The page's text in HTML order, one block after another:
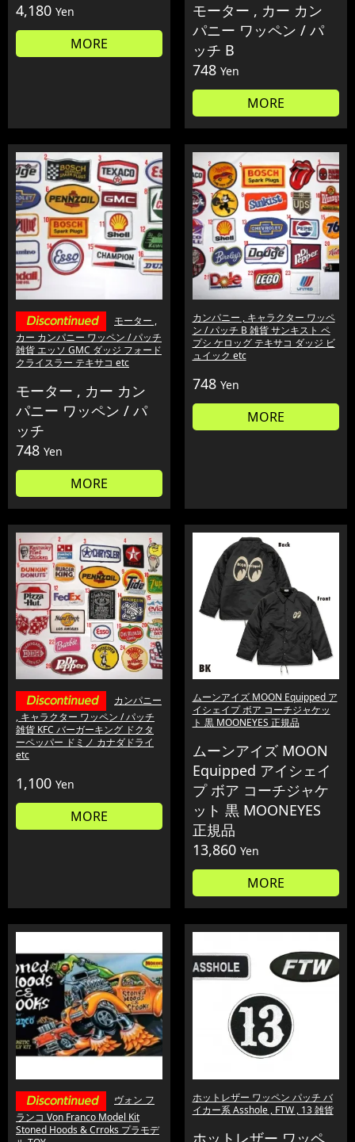
4,180 Yen
MORE
モーター , カー カン
パニー ワッペン / パ
ッチ B
748 Yen
MORE
モーター ,
カー カンパニー ワッペン / パッチ
雑貨 エッソ GMC ダッジ フォード
クライスラー テキサコ etc
モーター , カー カン
パニー ワッペン / パ
ッチ
748 Yen
MORE
カンパニー , キャラクター ワッペ
ン / パッチ B 雑貨 サンキスト ペ
プシ ケロッグ テキサコ ダッジ ビ
ュイック etc
748 Yen
MORE
カンパニー
, キャラクター ワッペン / パッチ
雑貨 KFC バーガーキング ドクタ
ーペッパー ドミノ カナダドライ
etc
1,100 Yen
MORE
ムーンアイズ MOON Equipped ア
イシェイプ ボア コーチジャケッ
ト 黒 MOONEYES 正規品
ムーンアイズ MOON
Equipped アイシェイ
プ ボア コーチジャケ
ット 黒 MOONEYES
正規品
13,860 Yen
MORE
ヴォン フ
ランコ Von Franco Model Kit
Stoned Hoods & Crroks プラモデ
ホットレザー ワッペン パッチ バ
イカー系 Asshole , FTW , 13 雑貨
ホットレザー ワッペ